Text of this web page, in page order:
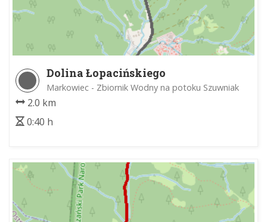
Dolina Łopacińskiego
Markowiec - Zbiornik Wodny na potoku Szuwniak
2.0 km
0:40 h